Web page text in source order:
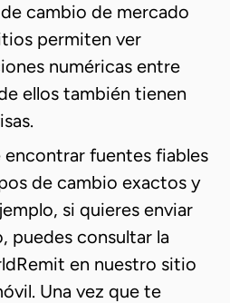
cambio de mercado
permiten ver
numéricas entre
ellos también tienen
fuentes fiables
de cambio exactos y
si quieres enviar
puedes consultar la
en nuestro sitio
Una vez que te